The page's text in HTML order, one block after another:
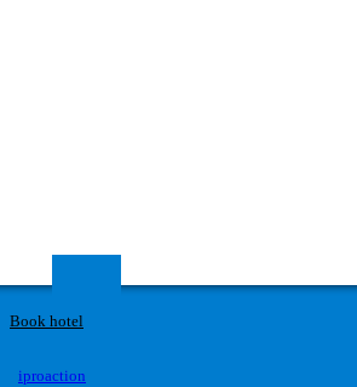
Book hotel
iproaction